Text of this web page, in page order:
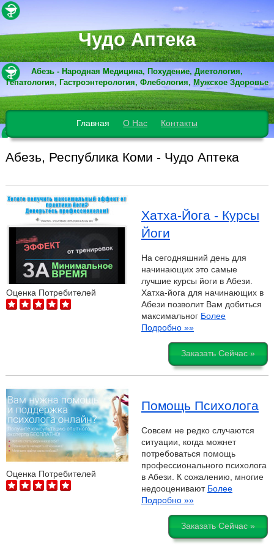
Чудо Аптека
Абезь - Народная Медицина, Похудение, Диетология,
Гепатология, Гастроэнтерология, Флебология, Мужское Здоровье
Главная О Нас Контакты
Абезь, Республика Коми - Чудо Аптека
Оценка Потребителей
Хатха-Йога - Курсы
Йоги
На сегодняшний день для
начинающих это самые
лучшие курсы йоги в Абези.
Хатха-йога для начинающих в
Абези позволит Вам добиться
максимальног Более
Подробно »»
Заказать Сейчас »
Оценка Потребителей
Помощь Психолога
Совсем не редко случаются
ситуации, когда можнет
потребоваться помощь
профессионального психолога
в Абези. К сожалению, многие
недооценивают Более
Подробно »»
Заказать Сейчас »